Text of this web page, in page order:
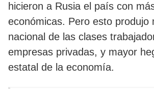
hicieron a Rusia el país con
económicas. Pero esto produjo
nacional de las clases
empresas privadas, y mayor
estatal de la economía.